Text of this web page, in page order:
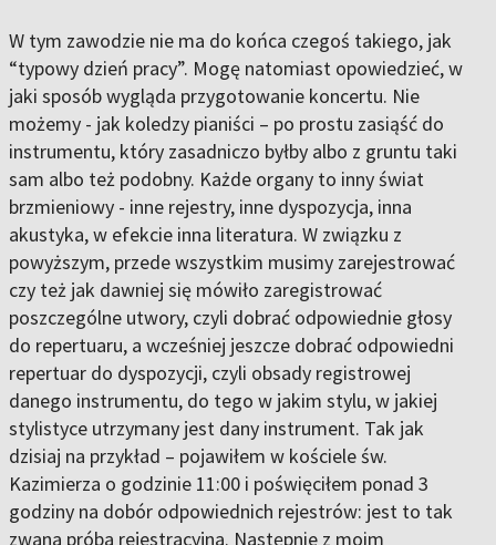
W tym zawodzie nie ma do końca czegoś takiego, jak
“typowy dzień pracy”. Mogę natomiast opowiedzieć, w
jaki sposób wygląda przygotowanie koncertu. Nie
możemy - jak koledzy pianiści – po prostu zasiąść do
instrumentu, który zasadniczo byłby albo z gruntu taki
sam albo też podobny. Każde organy to inny świat
brzmieniowy - inne rejestry, inne dyspozycja, inna
akustyka, w efekcie inna literatura. W związku z
powyższym, przede wszystkim musimy zarejestrować
czy też jak dawniej się mówiło zaregistrować
poszczególne utwory, czyli dobrać odpowiednie głosy
do repertuaru, a wcześniej jeszcze dobrać odpowiedni
repertuar do dyspozycji, czyli obsady registrowej
danego instrumentu, do tego w jakim stylu, w jakiej
stylistyce utrzymany jest dany instrument. Tak jak
dzisiaj na przykład – pojawiłem w kościele św.
Kazimierza o godzinie 11:00 i poświęciłem ponad 3
godziny na dobór odpowiednich rejestrów: jest to tak
zwana próba rejestracyjna. Następnie z moim